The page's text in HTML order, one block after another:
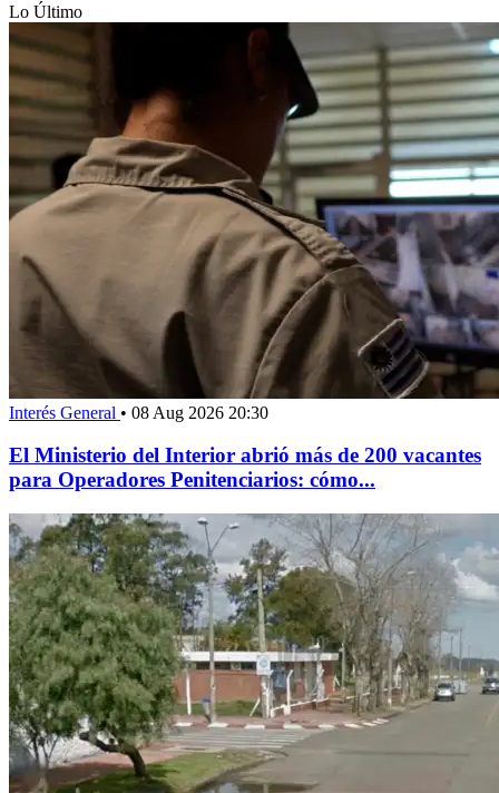
Lo Último
Interés General • 08 Aug 2026 20:30
El Ministerio del Interior abrió más de 200 vacantes
para Operadores Penitenciarios: cómo...